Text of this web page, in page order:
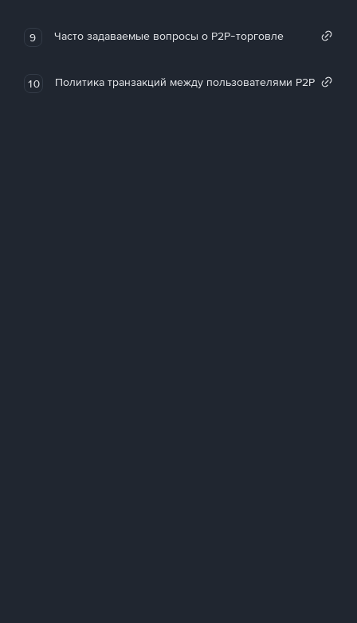
9 Часто задаваемые вопросы о P2P-торговле
10 Политика транзакций между пользователями P2P